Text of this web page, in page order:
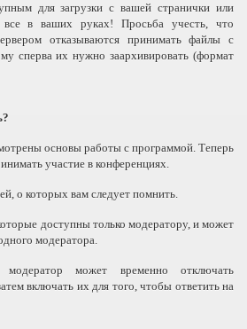
для загрузки с вашей странички или
в ваших руках! Просьба учесть, что
отказываются принимать файлы с
сперва их нужно заархивировать (формат
основы работы с программой. Теперь
участие в конференциях.
о которых вам следует помнить.
доступны только модератору, и может
модератора.
может временно отключать
включать их для того, чтобы ответить на